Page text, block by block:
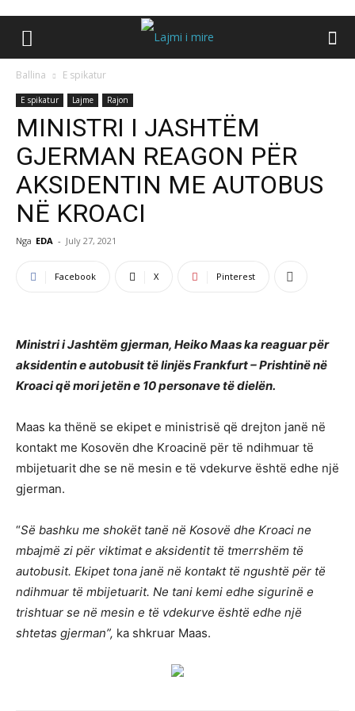
Ballina E spikatur
E spikatur Lajme Rajon
MINISTRI I JASHTËM
GJERMAN REAGON PËR
AKSIDENTIN ME AUTOBUS
NË KROACI
Nga EDA - July 27, 2021
Facebook X Pinterest
Ministri i Jashtëm gjerman, Heiko Maas ka reaguar për
aksidentin e autobusit të linjës Frankfurt – Prishtinë në
Kroaci që mori jetën e 10 personave të dielën.
Maas ka thënë se ekipet e ministrisë që drejton janë në
kontakt me Kosovën dhe Kroacinë për të ndihmuar të
mbijetuarit dhe se në mesin e të vdekurve është edhe një
gjerman.
“Së bashku me shokët tanë në Kosovë dhe Kroaci ne
mbajmë zi për viktimat e aksidentit të tmerrshëm të
autobusit. Ekipet tona janë në kontakt të ngushtë për të
ndihmuar të mbijetuarit. Ne tani kemi edhe sigurinë e
trishtuar se në mesin e të vdekurve është edhe një
shtetas gjerman”, ka shkruar Maas.